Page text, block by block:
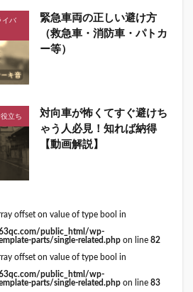
イバ
緊急車両の正しい避け方
（救急車・消防車・パトカ
ー等）
役立ち
対向車が怖くてすぐ避けち
ゃう人必見！知れば納得
【動画解説】
offset on value of type bool in
public_html/wp-
parts/single-related.php on line 82
offset on value of type bool in
public_html/wp-
parts/single-related.php on line 83